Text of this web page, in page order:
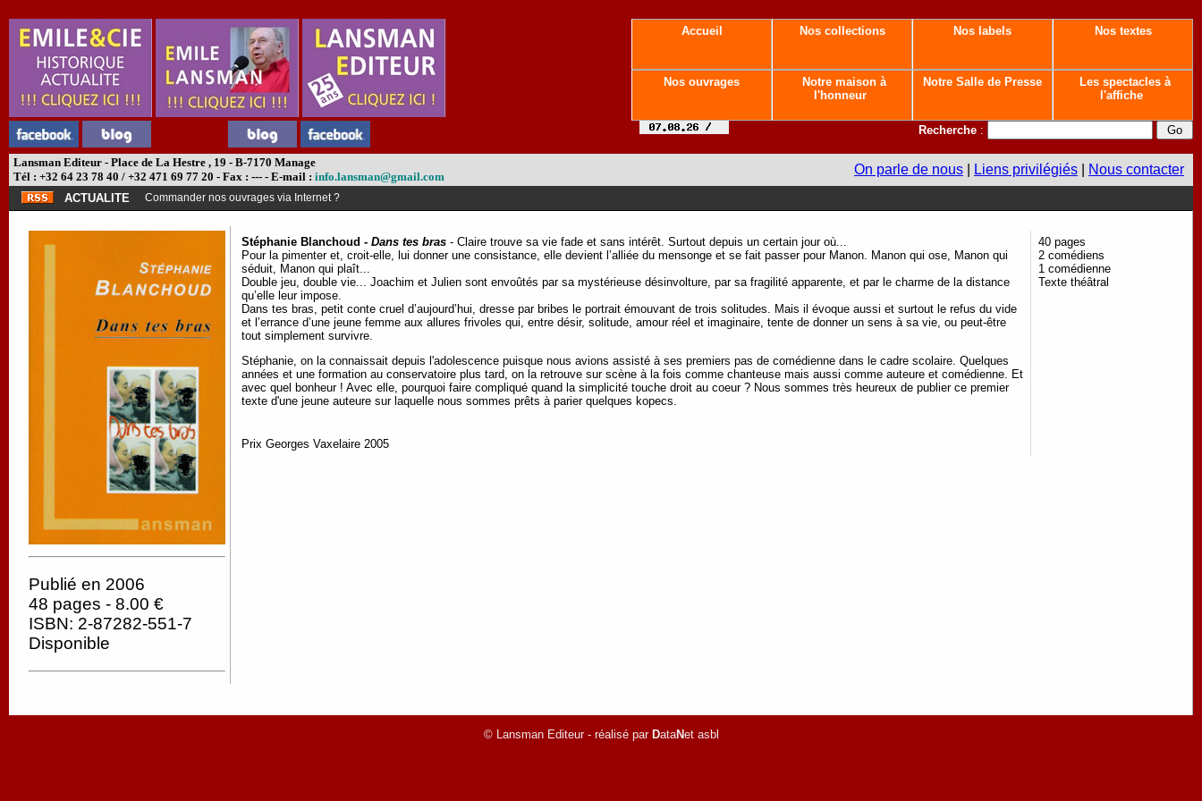
Accueil Nos collections Nos labels Nos textes
Nos ouvrages
Notre maison à
l'honneur
Notre Salle de Presse
Les spectacles à
l'affiche
Recherche :
Lansman Editeur - Place de La Hestre , 19 - B-7170 Manage
Tél : +32 64 23 78 40 / +32 471 69 77 20 - Fax : --- - E-mail : info.lansman@gmail.com On parle de nous Liens privilégiés Nous contacter
ACTUALITE Commander nos ouvrages via Internet ?
Publié en 2006
48 pages - 8.00 €
ISBN: 2-87282-551-7
Disponible
Stéphanie Blanchoud - Dans tes bras - Claire trouve sa vie fade et sans intérêt. Surtout depuis un certain jour où...
Pour la pimenter et, croit-elle, lui donner une consistance, elle devient l’alliée du mensonge et se fait passer pour Manon. Manon qui ose, Manon qui
séduit, Manon qui plaît...
Double jeu, double vie... Joachim et Julien sont envoûtés par sa mystérieuse désinvolture, par sa fragilité apparente, et par le charme de la distance
qu’elle leur impose.
Dans tes bras, petit conte cruel d’aujourd’hui, dresse par bribes le portrait émouvant de trois solitudes. Mais il évoque aussi et surtout le refus du vide
et l’errance d’une jeune femme aux allures frivoles qui, entre désir, solitude, amour réel et imaginaire, tente de donner un sens à sa vie, ou peut-être
tout simplement survivre.
Stéphanie, on la connaissait depuis l'adolescence puisque nous avions assisté à ses premiers pas de comédienne dans le cadre scolaire. Quelques
années et une formation au conservatoire plus tard, on la retrouve sur scène à la fois comme chanteuse mais aussi comme auteure et comédienne. Et
avec quel bonheur ! Avec elle, pourquoi faire compliqué quand la simplicité touche droit au coeur ? Nous sommes très heureux de publier ce premier
texte d'une jeune auteure sur laquelle nous sommes prêts à parier quelques kopecs.
Prix Georges Vaxelaire 2005
40 pages
2 comédiens
1 comédienne
Texte théâtral
© Lansman Editeur - réalisé par DataNet asbl